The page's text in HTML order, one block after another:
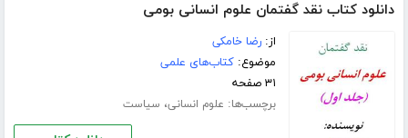
دانلود کتاب نقد گفتمان علوم انسانی بومی
از:رضا خامکی
موضوع:کتاب‌های علمی
۳۱ صفحه
برچسب‌ها: علوم انسانی، سیاست